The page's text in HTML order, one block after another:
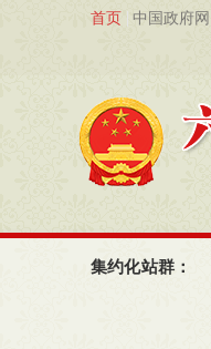
首页 中国政府网
集约化站群：